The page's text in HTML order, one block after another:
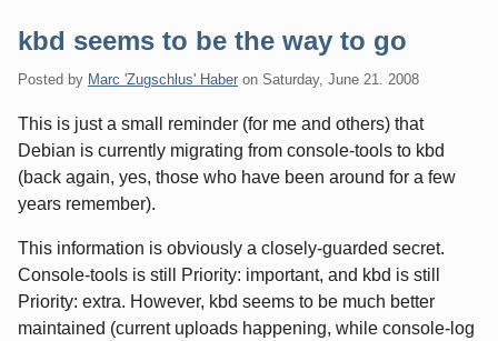
kbd seems to be the way to go
Posted by Marc 'Zugschlus' Haber on Saturday, June 21. 2008
This is just a small reminder (for me and others) that
Debian is currently migrating from console-tools to kbd
(back again, yes, those who have been around for a few
years remember).
This information is obviously a closely-guarded secret.
Console-tools is still Priority: important, and kbd is still
Priority: extra. However, kbd seems to be much better
maintained (current uploads happening, while console-log